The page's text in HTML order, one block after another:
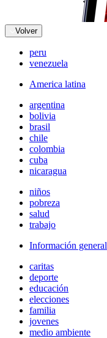
Volver
peru
venezuela
America latina
argentina
bolivia
brasil
chile
colombia
cuba
nicaragua
niños
pobreza
salud
trabajo
Información general
caritas
deporte
educación
elecciones
familia
jovenes
medio ambiente